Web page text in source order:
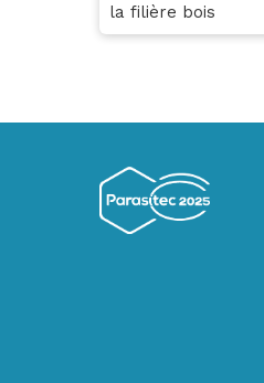
la filière bois